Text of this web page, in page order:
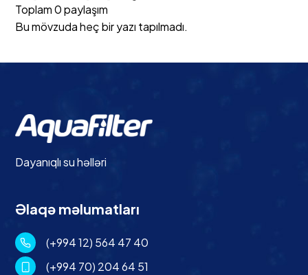
Toplam 0 paylaşım
Bu mövzuda heç bir yazı tapılmadı.
Dayanıqlı su həlləri
Əlaqə məlumatları
(+994 12) 564 47 40
(+994 70) 204 64 51